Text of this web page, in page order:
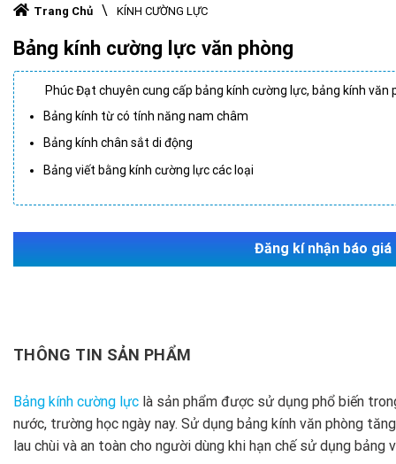
Trang Chủ \ KÍNH CƯỜNG LỰC
Bảng kính cường lực văn phòng
Phúc Đạt chuyên cung cấp bảng kính cường lực, bảng kính văn
Bảng kính từ có tính năng nam châm
Bảng kính chân sắt di động
Bảng viết bằng kính cường lực các loại
Đăng kí nhận báo giá
THÔNG TIN SẢN PHẨM
Bảng kính cường lực là sản phẩm được sử dụng phổ biến
nước, trường học ngày nay. Sử dụng bảng kính văn phòng
lau chùi và an toàn cho người dùng khi hạn chế sử dụng bảng